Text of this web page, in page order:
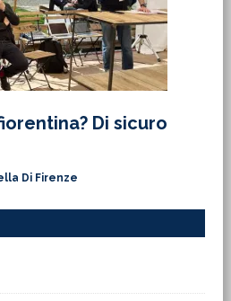
Di sicuro
Di Firenze